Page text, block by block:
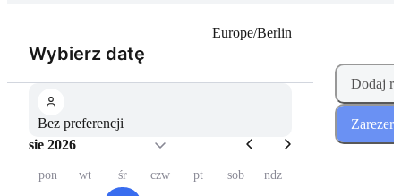
Wybierz datę
Europe/Berlin
Bez preferencji
sie 2026
pon wt śr czw pt sob ndz
Dodaj